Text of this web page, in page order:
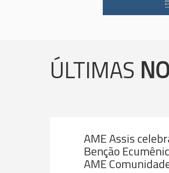
ÚLTIMAS
AME Assis
Benção
AME